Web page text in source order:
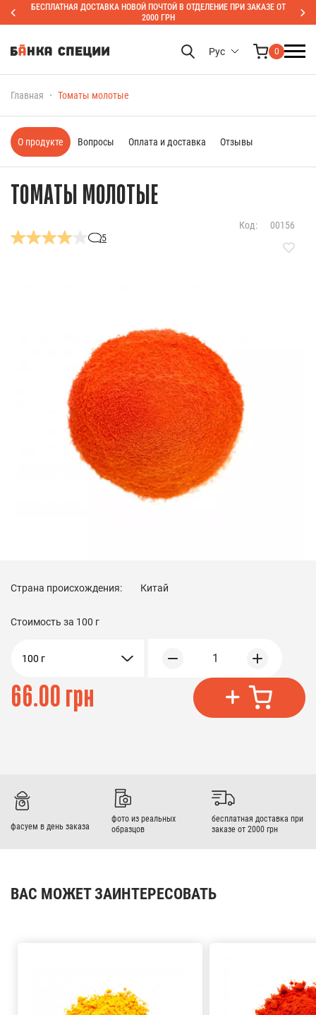
БЕСПЛАТНАЯ ДОСТАВКА НОВОЙ ПОЧТОЙ В ОТДЕЛЕНИЕ ПРИ ЗАКАЗЕ ОТ
2000 ГРН
Рус 0
Главная Томаты молотые
ТОМАТЫ МОЛОТЫЕ
5
Код: 00156
Страна происхождения: Китай
Стоимость за 100 г
100 г 1
66.00 грн
О продукте Вопросы Оплата и доставка Отзывы
фасуем в день заказа
фото из реальных
образцов
бесплатная доставка при
заказе от 2000 грн
ВАС МОЖЕТ ЗАИНТЕРЕСОВАТЬ